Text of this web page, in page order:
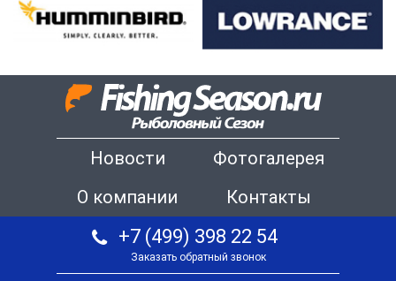
Новости
Фотогалерея
О компании
Контакты
+7 (499) 398 22 54
Заказать обратный звонок